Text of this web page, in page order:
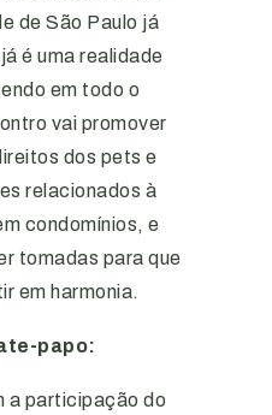
de São Paulo já
é uma realidade
em todo o
vai promover
dos pets e
relacionados à
condomínios, e
tomadas para que
em harmonia.
papo:
a participação do